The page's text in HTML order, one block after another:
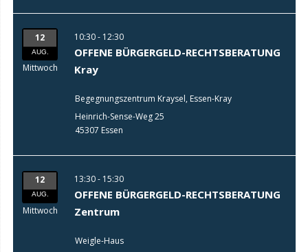
12
AUG.
Mittwoch
10:30 - 12:30
OFFENE BÜRGERGELD-RECHTSBERATUNG
Kray
Begegnungszentrum Kraysel, Essen-Kray
Heinrich-Sense-Weg 25
45307 Essen
12
AUG.
Mittwoch
13:30 - 15:30
OFFENE BÜRGERGELD-RECHTSBERATUNG
Zentrum
Weigle-Haus